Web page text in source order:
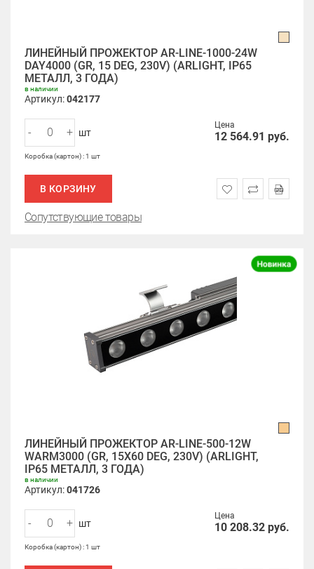
ЛИНЕЙНЫЙ ПРОЖЕКТОР AR-LINE-1000-24W
DAY4000 (GR, 15 DEG, 230V) (ARLIGHT, IP65
МЕТАЛЛ, 3 ГОДА)
в наличии
Артикул:042177
Цена
12 564.91 руб.
- + шт
Коробка (картон) : 1 шт
В КОРЗИНУ
Сопутствующие товары
ЛИНЕЙНЫЙ ПРОЖЕКТОР AR-LINE-500-12W
WARM3000 (GR, 15X60 DEG, 230V) (ARLIGHT,
IP65 МЕТАЛЛ, 3 ГОДА)
в наличии
Артикул:041726
Цена
10 208.32 руб.
- + шт
Коробка (картон) : 1 шт